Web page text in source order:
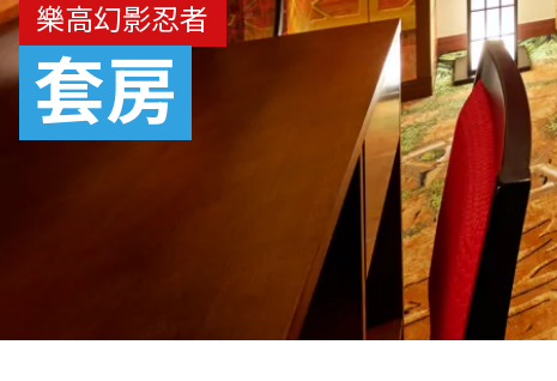
樂高幻影忍者
套房